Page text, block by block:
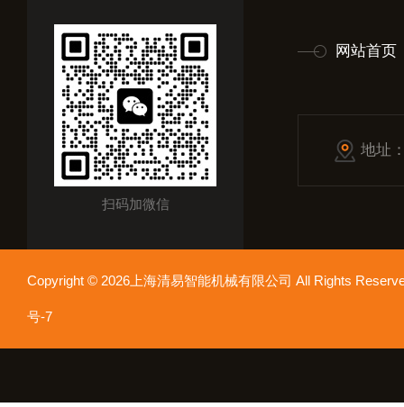
扫码加微信
网站首页
地址
Copyright © 2026上海清易智能机械有限公司 All Rights
号-7